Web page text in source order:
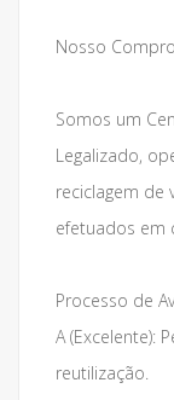
Nosso
Somos um
Legalizado,
reciclagem de
efetuados em
Processo de
A (Excelente):
reutilização.